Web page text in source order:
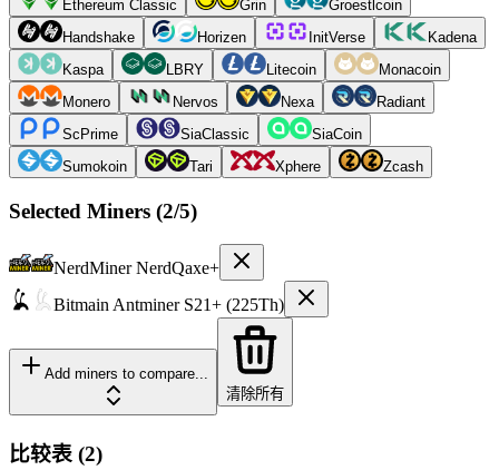
Ethereum Classic
Grin
Groestlcoin
Handshake
Horizen InitVerse
Kadena
Kaspa
LBRY Litecoin
Monacoin
Monero
Nervos Nexa
Radiant
ScPrime
SiaClassic
SiaCoin
Sumokoin
Tari Xphere Zcash
Selected Miners (2/5)
NerdMiner NerdQaxe+
Bitmain Antminer S21+ (225Th)
Add miners to compare...
清除所有
比较表 (2)